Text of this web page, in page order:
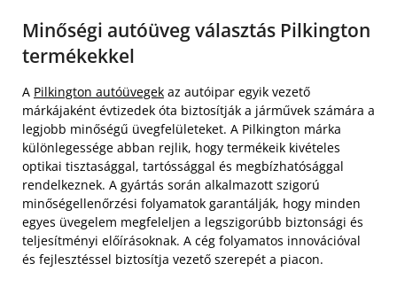
Minőségi autóüveg választás Pilkington
termékekkel
A Pilkington autóüvegek az autóipar egyik vezető
márkájaként évtizedek óta biztosítják a járművek számára a
legjobb minőségű üvegfelületeket. A Pilkington márka
különlegessége abban rejlik, hogy termékeik kivételes
optikai tisztasággal, tartóssággal és megbízhatósággal
rendelkeznek. A gyártás során alkalmazott szigorú
minőségellenőrzési folyamatok garantálják, hogy minden
egyes üvegelem megfeleljen a legszigorúbb biztonsági és
teljesítményi előírásoknak. A cég folyamatos innovációval
és fejlesztéssel biztosítja vezető szerepét a piacon.